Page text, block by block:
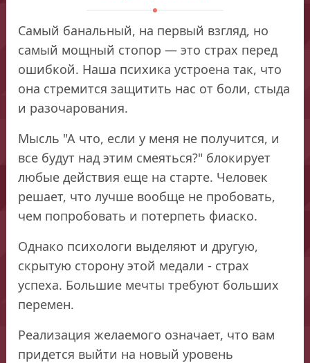
Самый банальный, на первый взгляд, но
самый мощный стопор — это страх перед
ошибкой. Наша психика устроена так, что
она стремится защитить нас от боли, стыда
и разочарования.
Мысль "А что, если у меня не получится, и
все будут над этим смеяться?" блокирует
любые действия еще на старте. Человек
решает, что лучше вообще не пробовать,
чем попробовать и потерпеть фиаско.
Однако психологи выделяют и другую,
скрытую сторону этой медали - страх
успеха. Большие мечты требуют больших
перемен.
Реализация желаемого означает, что вам
придется выйти на новый уровень